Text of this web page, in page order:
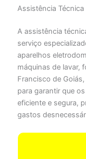
Assistência
A assistência
serviço
aparelhos
máquinas de lavar,
Francisco de
para garantir que
eficiente e segura,
gastos